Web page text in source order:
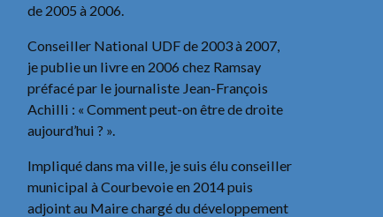
de 2005 à 2006.
Conseiller National UDF de 2003 à 2007,
je publie un livre en 2006 chez Ramsay
préfacé par le journaliste Jean-François
Achilli : « Comment peut-on être de droite
aujourd’hui ? ».
Impliqué dans ma ville, je suis élu conseiller
municipal à Courbevoie en 2014 puis
adjoint au Maire chargé du développement